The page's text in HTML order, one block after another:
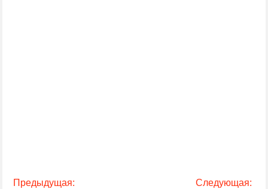
Предыдущая:
Следующая: